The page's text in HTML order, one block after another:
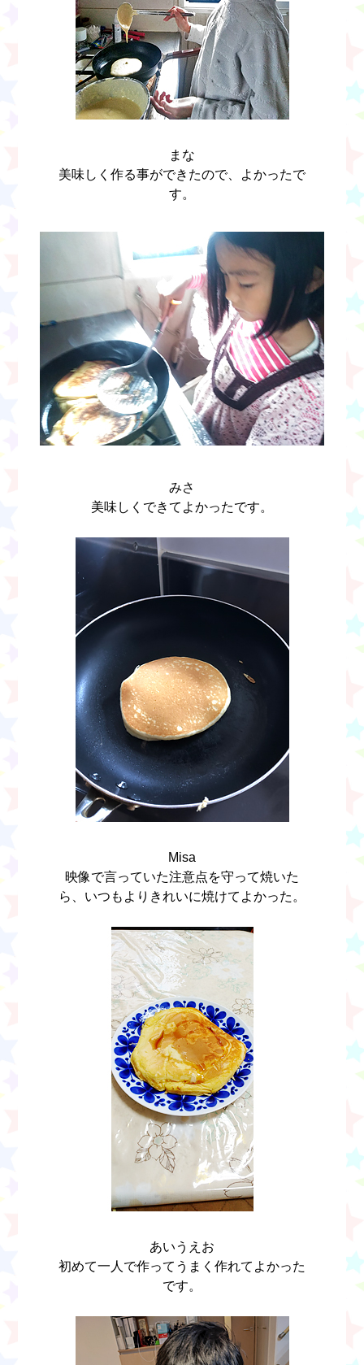
まな
美味しく作る事ができたので、よかったで
す。
みさ
美味しくできてよかったです。
Misa
映像で言っていた注意点を守って焼いた
ら、いつもよりきれいに焼けてよかった。
あいうえお
初めて一人で作ってうまく作れてよかった
です。